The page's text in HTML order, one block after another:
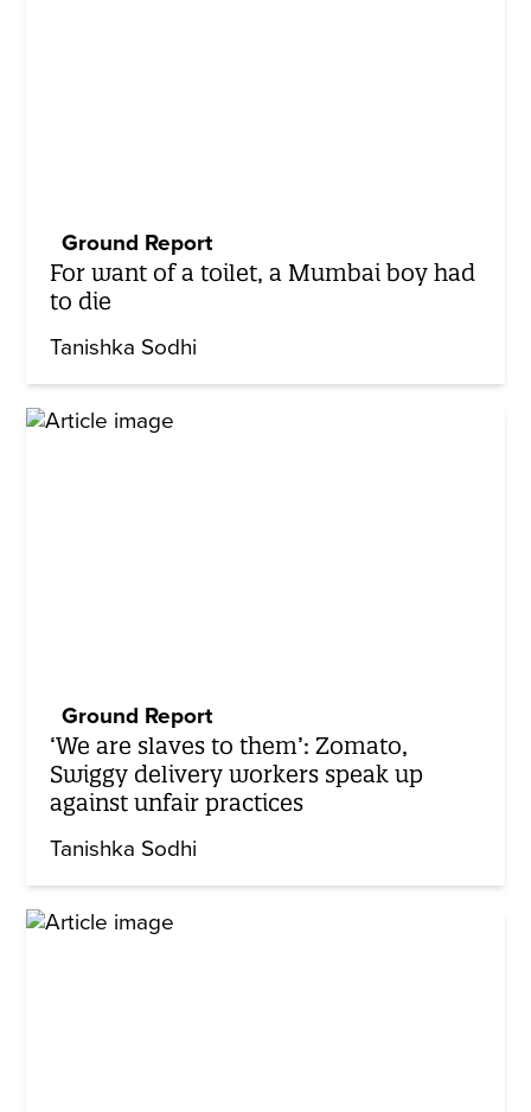
Ground Report
For want of a toilet, a Mumbai boy had
to die
Tanishka Sodhi
Ground Report
‘We are slaves to them’: Zomato,
Swiggy delivery workers speak up
against unfair practices
Tanishka Sodhi